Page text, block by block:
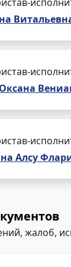
Алсу
жалоб,